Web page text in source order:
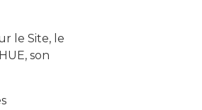
le Site, le
son